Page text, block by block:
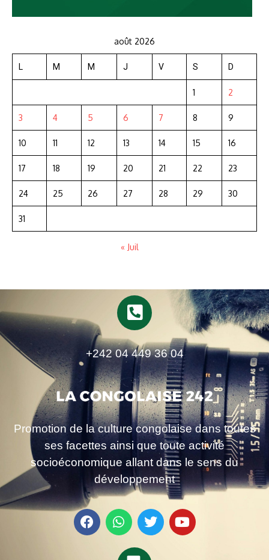
août 2026
L M M J V S D
1 2
3 4 5 6 7 8 9
10 11 12 13 14 15 16
17 18 19 20 21 22 23
24 25 26 27 28 29 30
31
« Juil
+242 04 449 36 04
Promotion de la culture congolaise dans toutes
ses facettes ainsi que toute activité
socioéconomique allant dans le sens du
développement